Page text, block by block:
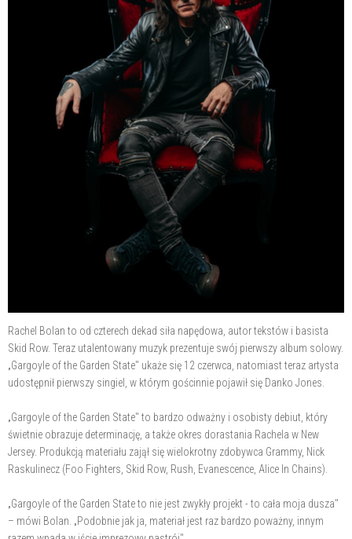
Rachel Bolan to od czterech dekad siła napędowa, autor tekstów i basista
Skid Row. Teraz utalentowany muzyk prezentuje swój pierwszy album solowy.
„Gargoyle of the Garden State" ukaże się 12 czerwca, natomiast teraz artysta
udostępnił pierwszy singiel, w którym gościnnie pojawił się Danko Jones.
„Gargoyle of the Garden State" to bardzo odważny i osobisty debiut, który
świetnie obrazuje determinację, a także okres dorastania Rachela w New
Jersey. Produkcją materiału zajął się wielokrotny zdobywca Grammy, Nick
Raskulinecz (Foo Fighters, Skid Row, Rush, Evanescence, Alice In Chains).
„Gargoyle of the Garden State to nie jest zwykły projekt - to cała moja dusza"
– mówi Bolan. „Podobnie jak ja, materiał jest raz bardzo poważny, innym